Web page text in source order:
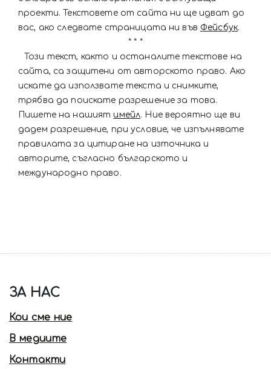
проекти. Текстовете от сайта ни ще идват до
вас, ако следвате страницата ни във Фейсбук.
* * *
Този текст, както и останалите текстове на
сайта, са защитени от авторското право. Ако
искате да използвате текста и снимките,
трябва да поискате разрешение за това.
Пишете на нашиятимейл. Ние вероятно ще ви
дадем разрешение, при условие, че изпълнявате
правилата за цитиране на източника и
авторите, съгласно българското и
международно право.
ЗА НАС
Кои сме ние
В медиите
Контакти